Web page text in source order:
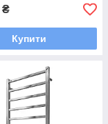
₴
Купити